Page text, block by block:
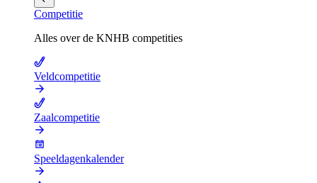
Competitie
Alles over de KNHB competities
Veldcompetitie
Zaalcompetitie
Speeldagenkalender